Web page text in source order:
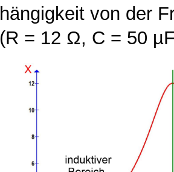
hängigkeit von der
(R = 12 Ω, C = 50